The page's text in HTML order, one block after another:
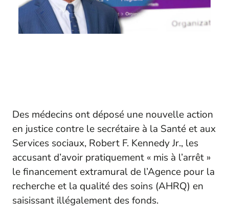
Des médecins ont déposé une nouvelle action
en justice contre le secrétaire à la Santé et aux
Services sociaux, Robert F. Kennedy Jr., les
accusant d’avoir pratiquement « mis à l’arrêt »
le financement extramural de l’Agence pour la
recherche et la qualité des soins (AHRQ) en
saisissant illégalement des fonds.